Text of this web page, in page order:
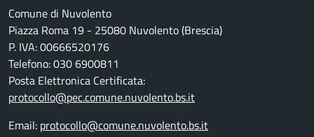
Comune di Nuvolento
Piazza Roma 19 - 25080 Nuvolento (Brescia)
P. IVA: 00666520176
Telefono: 030 6900811
Posta Elettronica Certificata:
protocollo@pec.comune.nuvolento.bs.it
Email: protocollo@comune.nuvolento.bs.it